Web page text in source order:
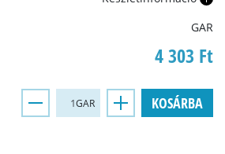
GAR
4 303 Ft
GAR KOSÁRBA